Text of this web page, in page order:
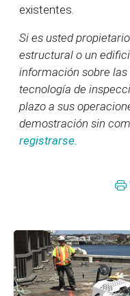
existentes.
Si es usted
estructural o un
información sobre
tecnología de
plazo a sus
demostración sin
registrarse.